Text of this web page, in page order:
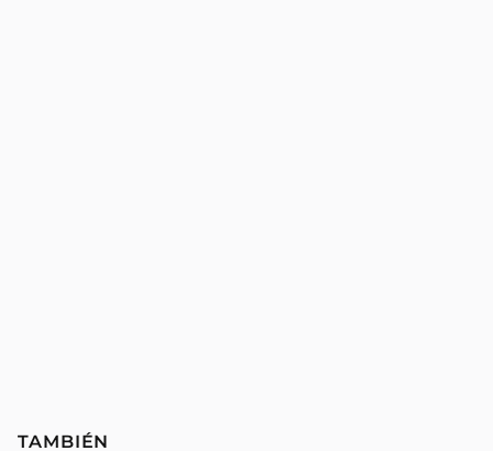
TAMBIÉN